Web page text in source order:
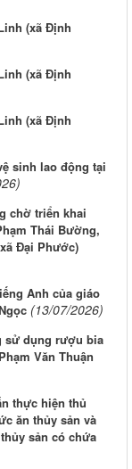
(xã Định
(xã Định
(xã Định
sinh lao động tại
chờ triển khai
Thái Bường,
Đại Phước)
Anh của giáo
(13/07/2026)
sử dụng rượu bia
Văn Thuận
thực hiện thủ
ăn thủy sản và
sản có chứa